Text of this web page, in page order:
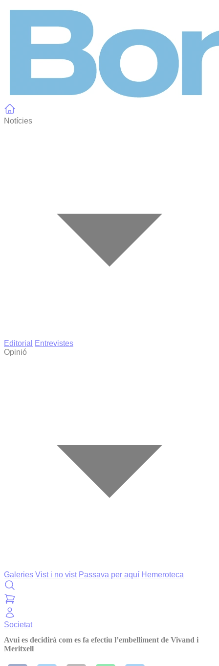
Notícies
Editorial
Entrevistes
Opinió
Galeries Vist i no vist Passava per aquí Hemeroteca
Societat
Avui es decidirà com es fa efectiu l’embelliment de Vivand i
Meritxell